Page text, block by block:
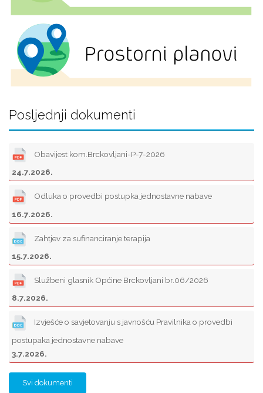
Posljednji dokumenti
Obavijest kom.Brckovljani-P-7-2026
24.7.2026.
Odluka o provedbi postupka jednostavne nabave
16.7.2026.
Zahtjev za sufinanciranje terapija
15.7.2026.
Službeni glasnik Općine Brckovljani br.06/2026
8.7.2026.
Izvješće o savjetovanju s javnošću Pravilnika o provedbi
postupaka jednostavne nabave
3.7.2026.
Svi dokumenti